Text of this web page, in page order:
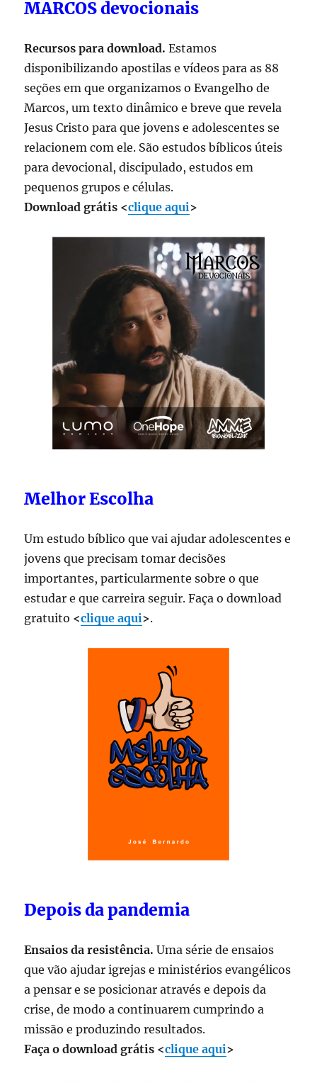
MARCOS devocionais
Recursos para download. Estamos
disponibilizando apostilas e vídeos para as 88
seções em que organizamos o Evangelho de
Marcos, um texto dinâmico e breve que revela
Jesus Cristo para que jovens e adolescentes se
relacionem com ele. São estudos bíblicos úteis
para devocional, discipulado, estudos em
pequenos grupos e células.
Download grátis <clique aqui>
Melhor Escolha
Um estudo bíblico que vai ajudar adolescentes e
jovens que precisam tomar decisões
importantes, particularmente sobre o que
estudar e que carreira seguir. Faça o download
gratuito <clique aqui>.
Depois da pandemia
Ensaios da resistência.Uma série de ensaios
que vão ajudar igrejas e ministérios evangélicos
a pensar e se posicionar através e depois da
crise, de modo a continuarem cumprindo a
missão e produzindo resultados.
Faça o download grátis <clique aqui>